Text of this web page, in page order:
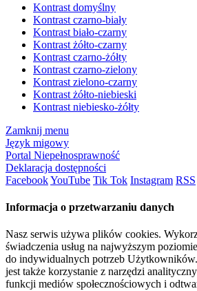
Kontrast domyślny
Kontrast czarno-biały
Kontrast biało-czarny
Kontrast żółto-czarny
Kontrast czarno-żółty
Kontrast czarno-zielony
Kontrast zielono-czarny
Kontrast żółto-niebieski
Kontrast niebiesko-żółty
Zamknij menu
Język migowy
Portal Niepełnosprawność
Deklaracja dostępności
FacebookYouTube Tik Tok Instagram RSS
Informacja o przetwarzaniu danych
Nasz serwis używa plików cookies.
świadczenia usług na najwyższym
do indywidualnych potrzeb
jest także korzystanie z narzędzi
funkcji mediów społecznościowych i